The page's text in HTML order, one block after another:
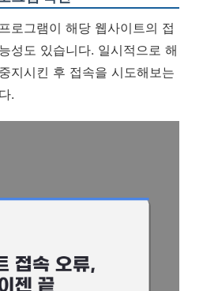
로그램이 해당 웹사이트의 접
성도 있습니다. 일시적으로 해
지시킨 후 접속을 시도해보는
.